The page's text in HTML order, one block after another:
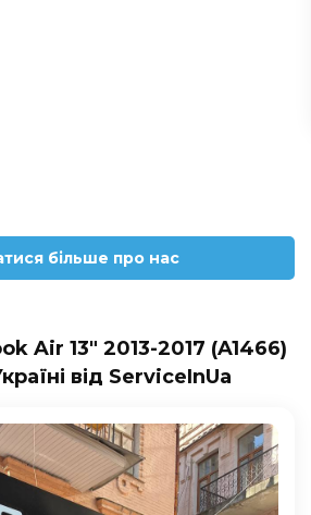
більше про нас
Air 13″ 2013-2017 (A1466)
від ServiceInUa